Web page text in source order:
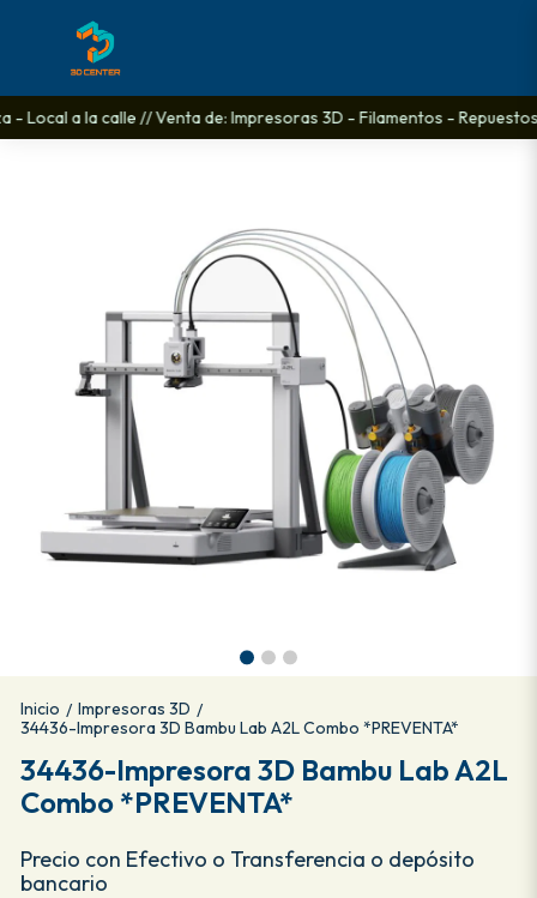
a la calle // Venta de: Impresoras 3D - Filamentos - Repuestos -
Inicio / Impresoras 3D /
34436-Impresora 3D Bambu Lab A2L Combo *PREVENTA*
34436-Impresora 3D Bambu Lab A2L
Combo *PREVENTA*
Precio con Efectivo o Transferencia o depósito
bancario